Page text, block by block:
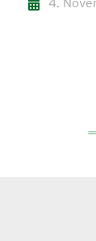
4.